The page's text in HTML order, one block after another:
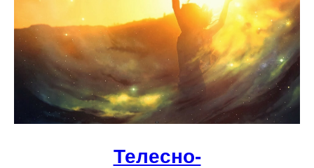
Телесно-